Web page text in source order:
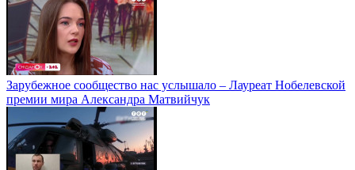
Зарубежное сообщество нас услышало – Лауреат Нобелевской
премии мира Александра Матвийчук